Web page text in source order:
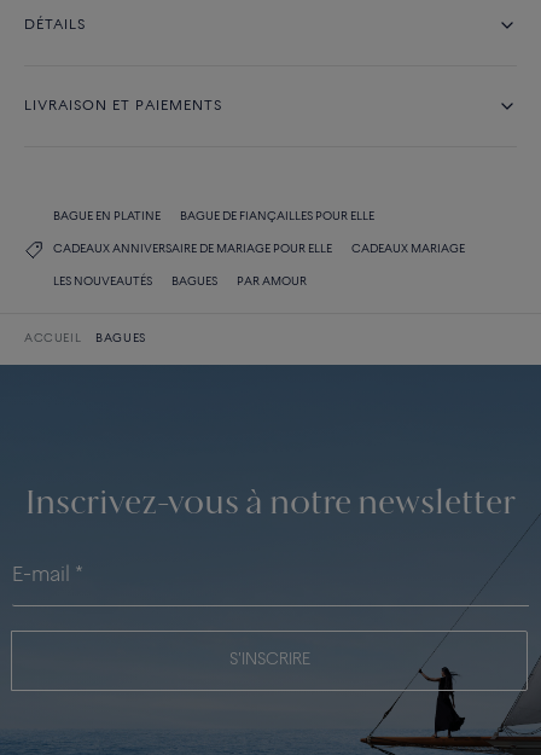
DÉTAILS
LIVRAISON ET PAIEMENTS
BAGUE EN PLATINE BAGUE DE FIANÇAILLES POUR ELLE
CADEAUX ANNIVERSAIRE DE MARIAGE POUR ELLE CADEAUX MARIAGE
LES NOUVEAUTÉS BAGUES PAR AMOUR
ACCUEIL BAGUES
Inscrivez-vous à notre newsletter
S'INSCRIRE